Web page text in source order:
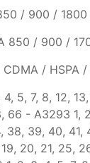
/ 900 /
850 / 900 /
CDMA / HSPA
4, 5, 7, 8, 12,
66 - A3293 1,
38, 39, 40, 41,
19, 20, 21, 25,